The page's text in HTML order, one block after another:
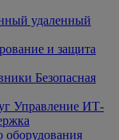
удаленный
и защита
Безопасная
Управление ИТ-
оборудования